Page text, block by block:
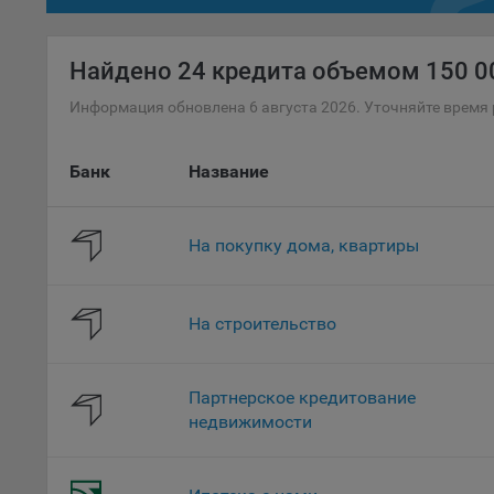
На
Найдено 24 кредита объемом 150
Информация обновлена 6 августа 2026. Уточняйте время
Банк Название
На покупку дома, квартиры
На строительство
Партнерское кредитование
недвижимости